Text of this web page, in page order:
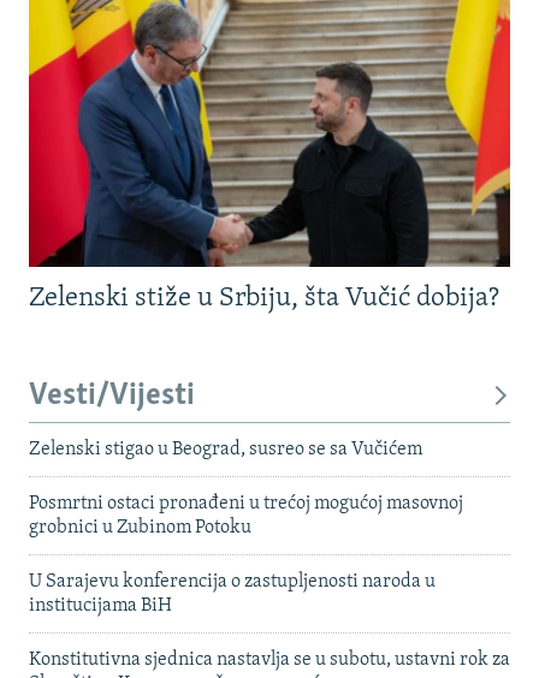
Zelenski stiže u Srbiju, šta Vučić dobija?
Vesti/Vijesti
Zelenski stigao u Beograd, susreo se sa Vučićem
Posmrtni ostaci pronađeni u trećoj mogućoj masovnoj
grobnici u Zubinom Potoku
U Sarajevu konferencija o zastupljenosti naroda u
institucijama BiH
Konstitutivna sjednica nastavlja se u subotu, ustavni rok za